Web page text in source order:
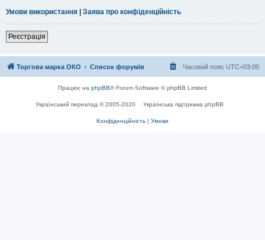
Умови використання | Заява про конфіденційність
Реєстрація
Торгова марка ОКО Список форумів Часовий пояс UTC+03:00
Працює на phpBB® Forum Software © phpBB Limited
Український переклад © 2005-2020 Українська підтримка phpBB
Конфіденційність | Умови